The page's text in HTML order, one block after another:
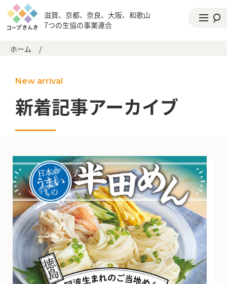
滋賀、京都、奈良、大阪、和歌山
7つの生協の事業連合
ホーム /
New arrival
新着記事アーカイブ